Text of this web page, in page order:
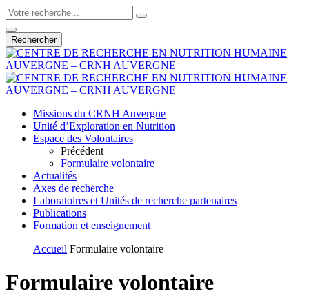
Rechercher
Missions du CRNH Auvergne
Unité d’Exploration en Nutrition
Espace des Volontaires
Précédent
Formulaire volontaire
Actualités
Axes de recherche
Laboratoires et Unités de recherche partenaires
Publications
Formation et enseignement
Accueil Formulaire volontaire
Formulaire volontaire